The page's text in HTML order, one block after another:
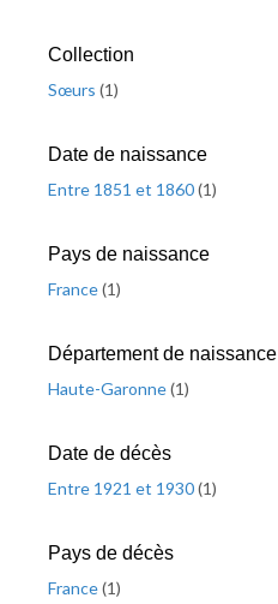
Collection
Sœurs (1)
Date de naissance
Entre 1851 et 1860(1)
Pays de naissance
France(1)
Département de naissance
Haute-Garonne(1)
Date de décès
Entre 1921 et 1930(1)
Pays de décès
France(1)